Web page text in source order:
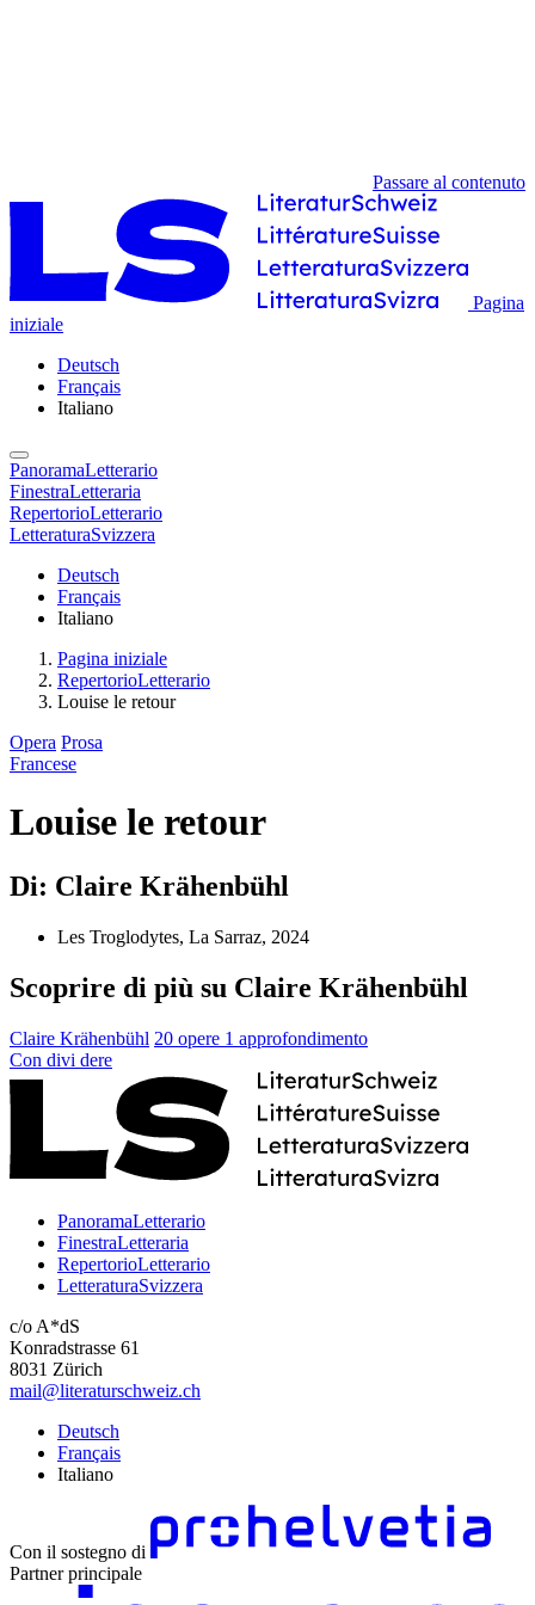
Passare al contenuto
Pagina
iniziale
Deutsch
Français
Italiano
PanoramaLetterario
FinestraLetteraria
RepertorioLetterario
LetteraturaSvizzera
Deutsch
Français
Italiano
Pagina iniziale
RepertorioLetterario
Louise le retour
Opera Prosa
Francese
Louise le retour
Di: Claire Krähenbühl
Les Troglodytes, La Sarraz, 2024
Scoprire di più su Claire Krähenbühl
Claire Krähenbühl 20 opere 1 approfondimento
Con divi dere
PanoramaLetterario
FinestraLetteraria
RepertorioLetterario
LetteraturaSvizzera
c/o A*dS
Konradstrasse 61
8031 Zürich
mail@literaturschweiz.ch
Deutsch
Français
Italiano
Con il sostegno di
Partner principale